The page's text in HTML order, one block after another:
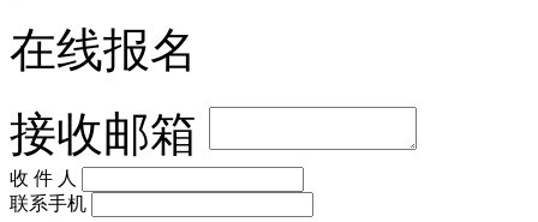
在线报名
接收邮箱
收 件 人
联系手机